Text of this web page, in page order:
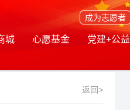
成为志愿者
城 心愿基金 党建+公益
返回>